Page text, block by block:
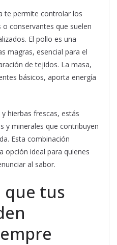
te permite controlar los
conservantes que suelen
El pollo es una
magras, esencial para el
de tejidos. La masa,
básicos, aporta energía
hierbas frescas, estás
y minerales que contribuyen
Esta combinación
opción ideal para quienes
al sabor.
que tus